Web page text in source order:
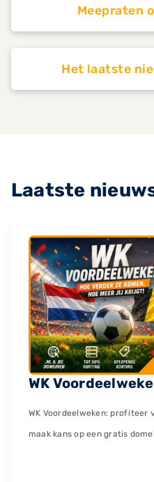
Meepraten
Het laatste
Laatste
WK
WK Voordeelweken: profiteer
maak kans op een gratis